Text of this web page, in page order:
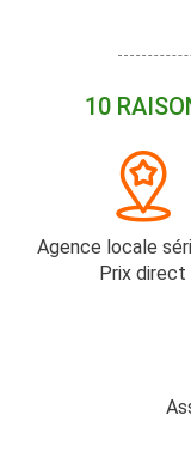
10
Agence locale
Prix direct